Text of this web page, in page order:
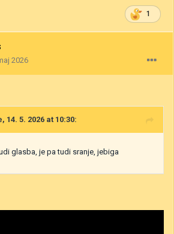
1
2026
14. 5. 2026 at 10:30:
glasba, je pa tudi sranje, jebiga